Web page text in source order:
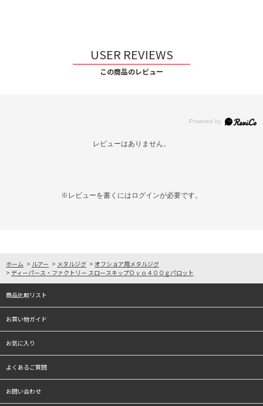
USER REVIEWS
この商品のレビュー
レビューはありません。
※レビューを書くには ログインが必要です。
ホーム > ルアー > メタルジグ > オフショア用メタルジグ
> ディーパース・ファクトリー スロースキップＯｖｏ４００ｇパロット
商品比較リスト
お買い物ガイド
お気に入り
よくあるご質問
お問い合わせ